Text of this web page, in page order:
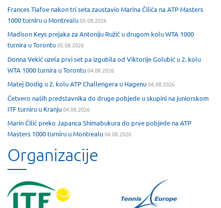
Frances Tiafoe nakon tri seta zaustavio Marina Čilića na ATP Masters
1000 turniru u Montrealu05.08.2026
Madison Keys prejaka za Antoniju Ružić u drugom kolu WTA 1000
turnira u Torontu05.08.2026
Donna Vekić uzela prvi set pa izgubila od Viktorije Golubić u 2. kolu
WTA 1000 turnira u Torontu04.08.2026
Matej Dodig u 2. kolu ATP Challengera u Hagenu04.08.2026
Četvero naših predstavnika do druge pobjede u skupini na juniorskom
ITF turniru u Kranju04.08.2026
Marin Čilić preko Japanca Shimabukura do prve pobjede na ATP
Masters 1000 turniru u Montrealu04.08.2026
Organizacije